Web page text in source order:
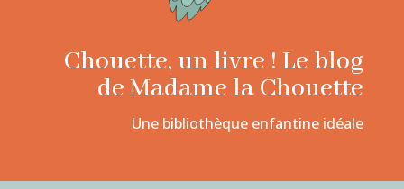
Chouette, un livre ! Le blog
de Madame la Chouette
Une bibliothèque enfantine idéale